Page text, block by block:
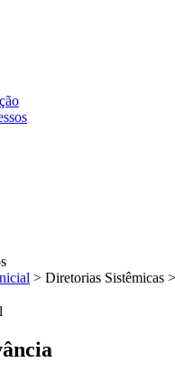
> Diretorias Sistêmicas >